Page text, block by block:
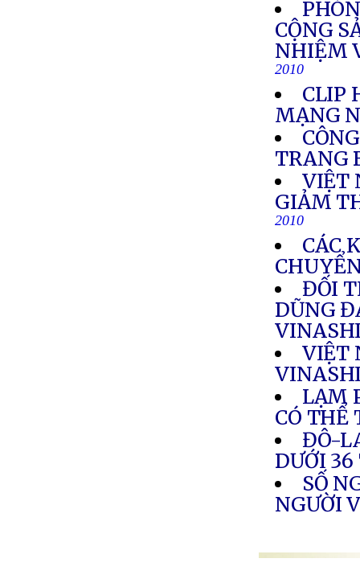
CỘNG
NHIỆM
2010
CLIP
MẠNG
TRANG
VIỆT
GIẢM
2010
CÁC
ĐỐI
DŨNG
VIỆT
LẠM
CÓ THỂ
ĐÔ-
DƯỚI
SỐ
NGƯỜI